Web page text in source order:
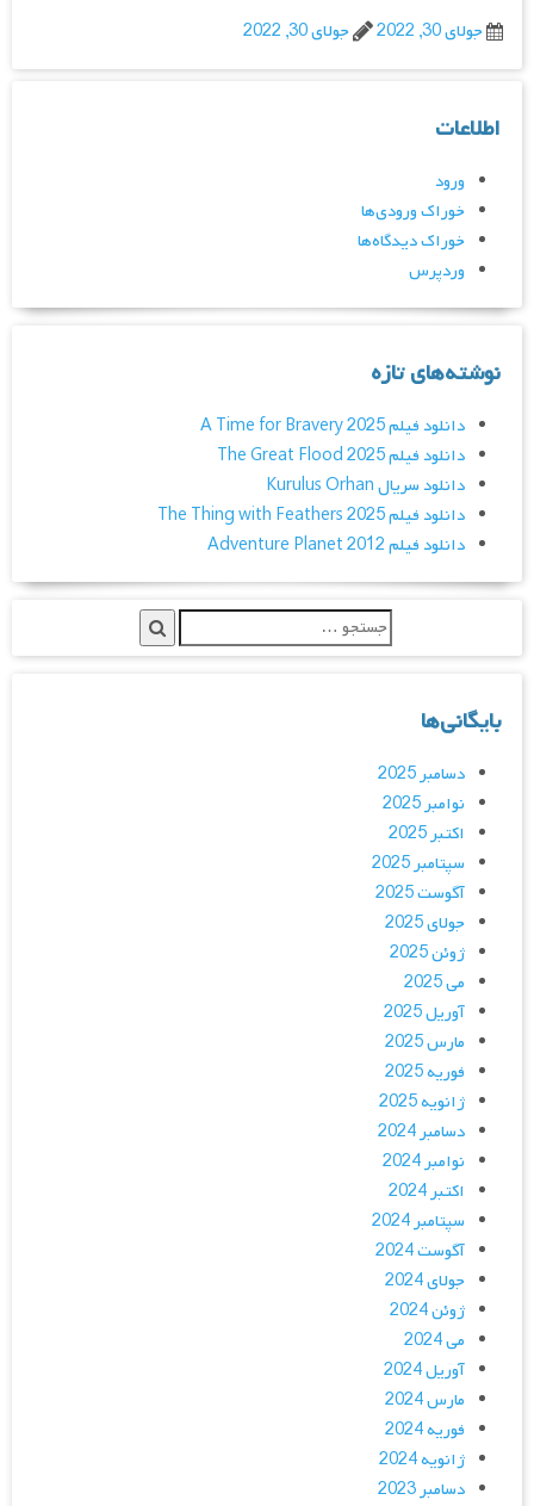
جولای 30, 2022
جولای 30, 2022
اطلاعات
ورود
خوراک ورودی‌ها
خوراک دیدگاه‌ها
وردپرس
نوشته‌های تازه
دانلود فیلم A Time for Bravery 2025
دانلود فیلم The Great Flood 2025
دانلود سریال Kurulus Orhan
دانلود فیلم The Thing with Feathers 2025
دانلود فیلم Adventure Planet 2012
بایگانی‌ها
دسامبر 2025
نوامبر 2025
اکتبر 2025
سپتامبر 2025
آگوست 2025
جولای 2025
ژوئن 2025
می 2025
آوریل 2025
مارس 2025
فوریه 2025
ژانویه 2025
دسامبر 2024
نوامبر 2024
اکتبر 2024
سپتامبر 2024
آگوست 2024
جولای 2024
ژوئن 2024
می 2024
آوریل 2024
مارس 2024
فوریه 2024
ژانویه 2024
دسامبر 2023